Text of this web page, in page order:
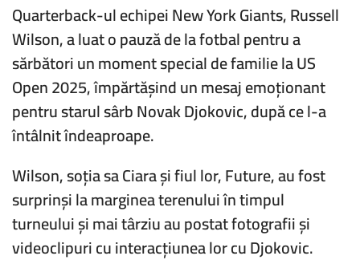
CELOR
DE
LA
NEW
YORK
GIANTS,
RUSSELL
WILSON,
MESAJ
SPECIAL
DUPĂ
ÎNTÂLNIREA
FAMILIEI
SALE
CU
Quarterback-ul echipei New York Giants, Russell
Wilson, a luat o pauză de la fotbal pentru a
sărbători un moment special de familie la US
Open 2025, împărtășind un mesaj emoționant
pentru starul sârb Novak Djokovic, după ce l-a
întâlnit îndeaproape.
Wilson, soția sa Ciara și fiul lor, Future, au fost
surprinși la marginea terenului în timpul
turneului și mai târziu au postat fotografii și
videoclipuri cu interacțiunea lor cu Djokovic.